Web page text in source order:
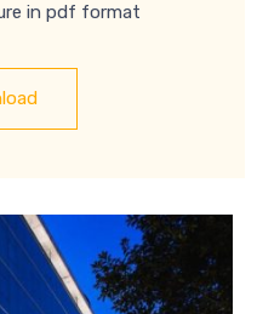
in pdf format